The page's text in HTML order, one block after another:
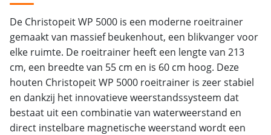
De Christopeit WP 5000 is een moderne roeitrainer
gemaakt van massief beukenhout, een blikvanger voor
elke ruimte. De roeitrainer heeft een lengte van 213
cm, een breedte van 55 cm en is 60 cm hoog. Deze
houten Christopeit WP 5000 roeitrainer is zeer stabiel
en dankzij het innovatieve weerstandssysteem dat
bestaat uit een combinatie van waterweerstand en
direct instelbare magnetische weerstand wordt een